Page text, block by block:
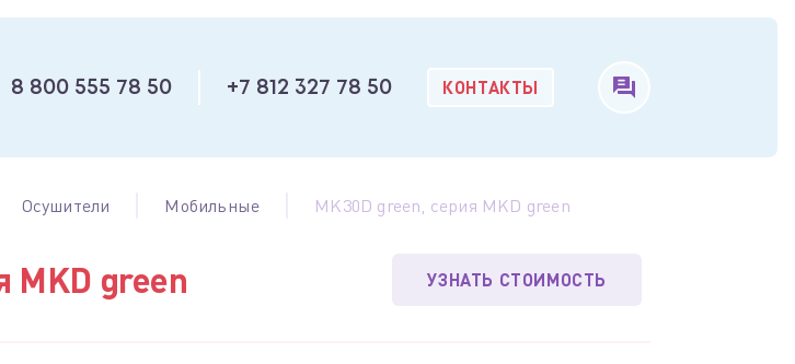
8 800 555 78 50 +7 812 327 78 50 КОНТАКТЫ
Осушители Мобильные MK30D green, серия MKD green
MKD green УЗНАТЬ СТОИМОСТЬ